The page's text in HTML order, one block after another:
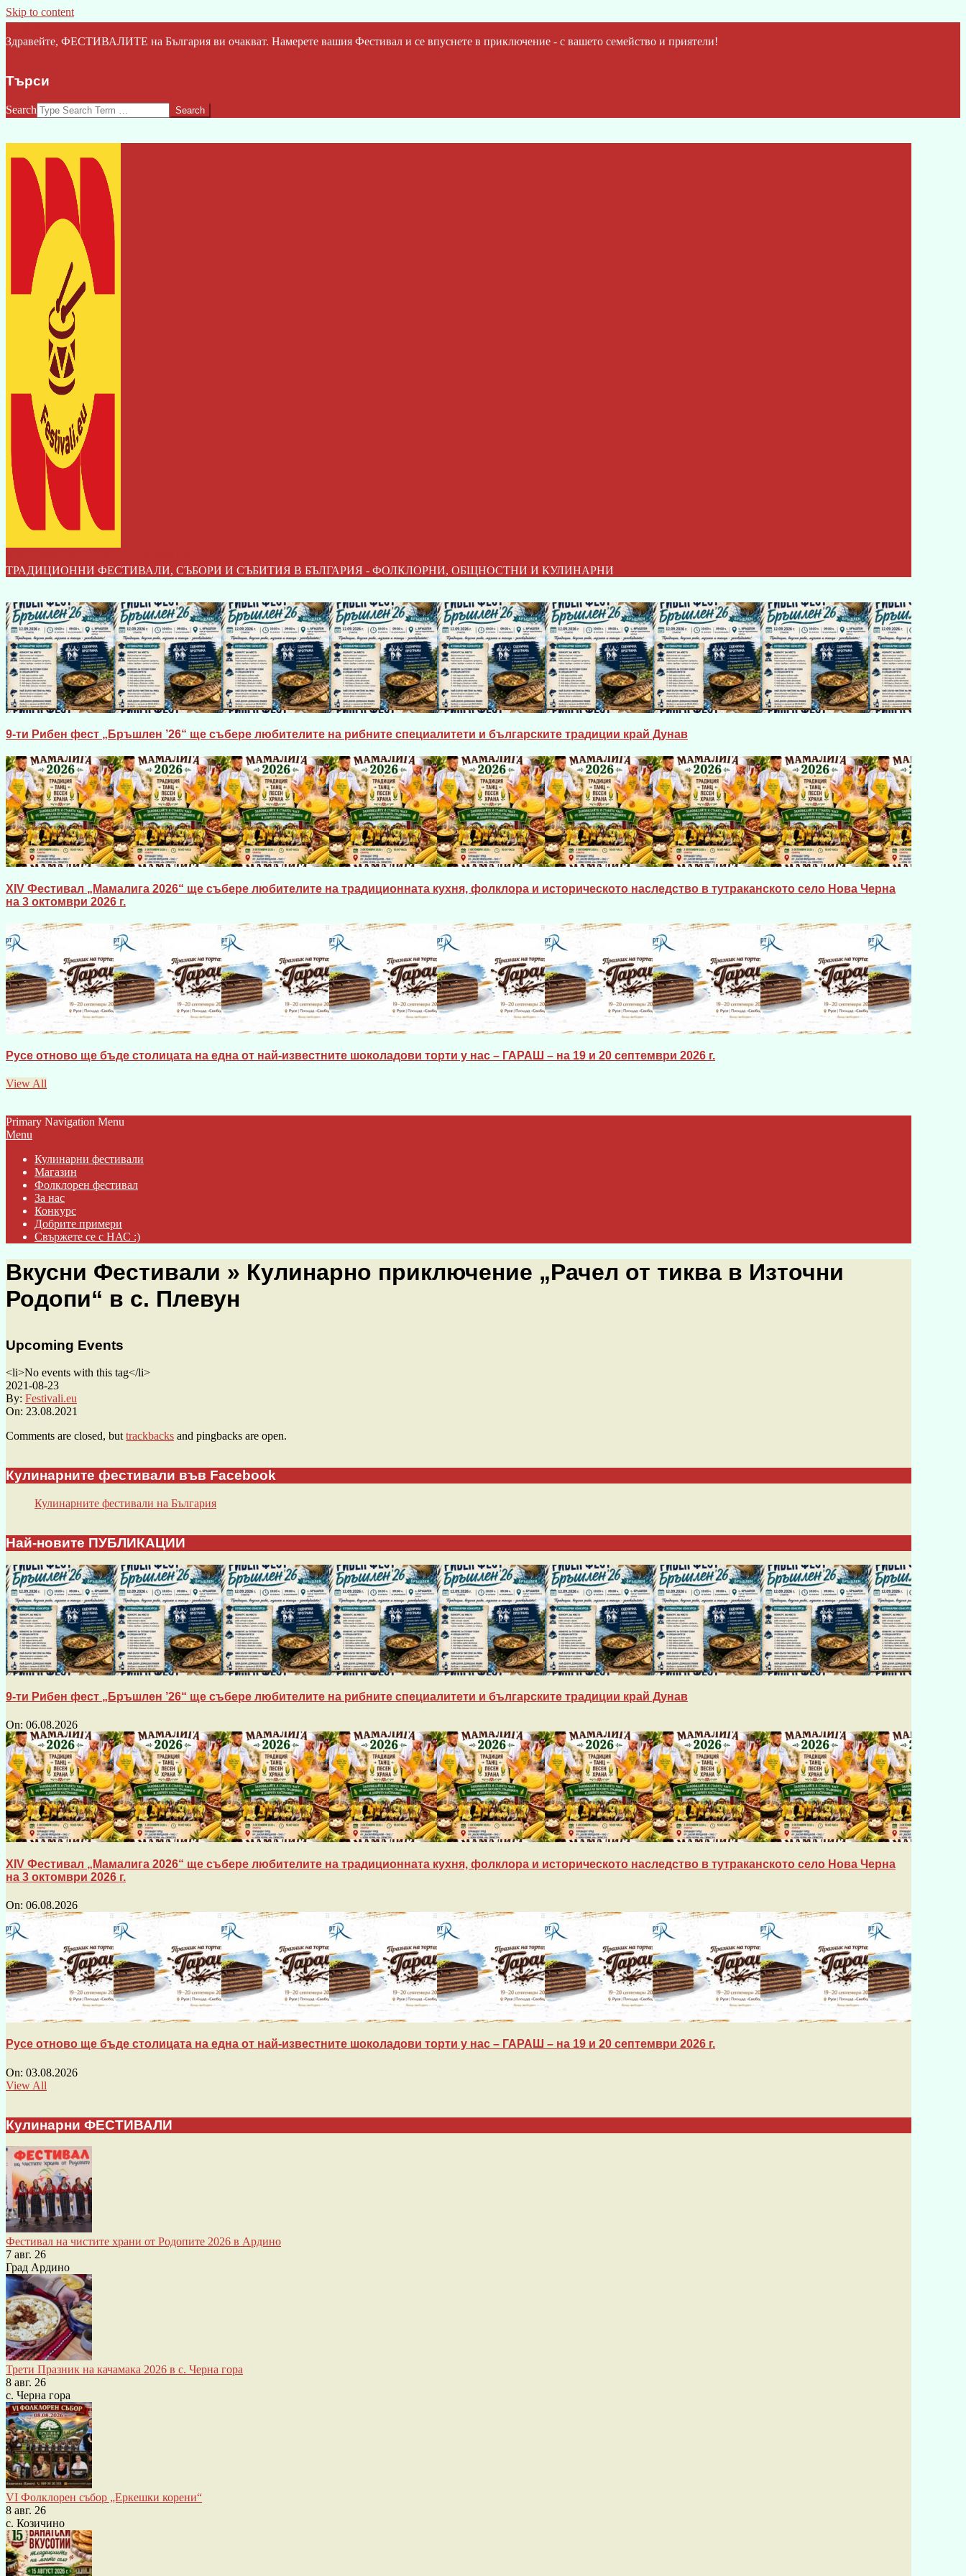
Skip to content
Здравейте, ФЕСТИВАЛИТЕ на България ви очакват. Намерете вашия Фестивал и се впуснете в приключение - с вашето семейство и приятели!
Търси
Search
ТРАДИЦИОННИ ФЕСТИВАЛИ, СЪБОРИ И СЪБИТИЯ В БЪЛГАРИЯ - ФОЛКЛОРНИ, ОБЩНОСТНИ И КУЛИНАРНИ
9-ти Рибен фест „Бръшлен ’26“ ще събере любителите на рибните специалитети и българските традиции край Дунав
XIV Фестивал „Мамалига 2026“ ще събере любителите на традиционната кухня, фолклора и историческото наследство в тутраканското село Нова Черна
на 3 октомври 2026 г.
Русе отново ще бъде столицата на една от най-известните шоколадови торти у нас – ГАРАШ – на 19 и 20 септември 2026 г.
View All
Primary Navigation Menu
Menu
Кулинарни фестивали
Магазин
Фолклорен фестивал
За нас
Конкурс
Добрите примери
Свържете се с НАС :)
Вкусни Фестивали » Кулинарно приключение „Рачел от тиква в Източни
Родопи“ в с. Плевун
Upcoming Events
<li>No events with this tag</li>
2021-08-23
By: Festivali.eu
On: 23.08.2021
Comments are closed, buttrackbacks and pingbacks are open.
Кулинарните фестивали във Facebook
Кулинарните фестивали на България
Най-новите ПУБЛИКАЦИИ
9-ти Рибен фест „Бръшлен ’26“ ще събере любителите на рибните специалитети и българските традиции край Дунав
On: 06.08.2026
XIV Фестивал „Мамалига 2026“ ще събере любителите на традиционната кухня, фолклора и историческото наследство в тутраканското село Нова Черна
на 3 октомври 2026 г.
On: 06.08.2026
Русе отново ще бъде столицата на една от най-известните шоколадови торти у нас – ГАРАШ – на 19 и 20 септември 2026 г.
On: 03.08.2026
View All
Кулинарни ФЕСТИВАЛИ
Фестивал на чистите храни от Родопите 2026 в Ардино
7 авг. 26
Град Ардино
Трети Празник на качамака 2026 в с. Черна гора
8 авг. 26
с. Черна гора
VI Фолклорен събор „Еркешки корени“
8 авг. 26
с. Козичино